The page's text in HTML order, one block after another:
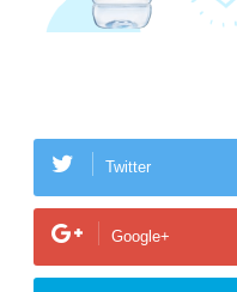
Twitter
Google+